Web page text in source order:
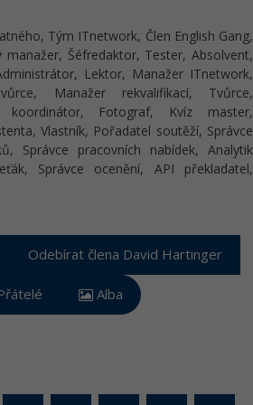
specialista
-41%
(AI) -10%
podpis
Tým ITnetwork, Člen English Gang,
manažer, Šéfredaktor, Tester, Absolvent,
Lektor, Manažer ITnetwork,
Manažer rekvalifikací, Tvůrce,
koordinátor, Fotograf, Kvíz master,
Vlastník, Pořadatel soutěží, Správce
Správce pracovních nabídek, Analytik
Správce ocenění, API překladatel,
Odebírat člena David Hartinger
Alba